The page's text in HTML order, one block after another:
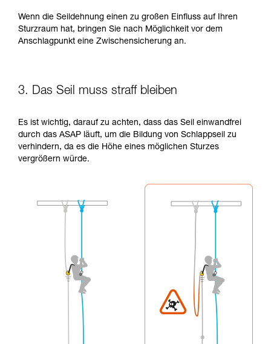
Wenn die Seildehnung einen zu großen Einfluss auf Ihren
Sturzraum hat, bringen Sie nach Möglichkeit vor dem
Anschlagpunkt eine Zwischensicherung an.
3. Das Seil muss straff bleiben
Es ist wichtig, darauf zu achten, dass das Seil einwandfrei
durch das ASAP läuft, um die Bildung von Schlappseil zu
verhindern, da es die Höhe eines möglichen Sturzes
vergrößern würde.